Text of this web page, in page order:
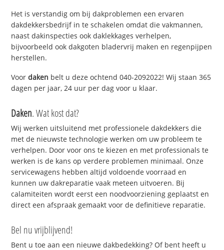
Het is verstandig om bij dakproblemen een ervaren
dakdekkersbedrijf in te schakelen omdat die vakmannen,
naast dakinspecties ook daklekkages verhelpen,
bijvoorbeeld ook dakgoten bladervrij maken en regenpijpen
herstellen.
Voordaken belt u deze ochtend 040-2092022! Wij staan 365
dagen per jaar, 24 uur per dag voor u klaar.
Daken. Wat kost dat?
Wij werken uitsluitend met professionele dakdekkers die
met de nieuwste technologie werken om uw probleem te
verhelpen. Door voor ons te kiezen en met professionals te
werken is de kans op verdere problemen minimaal. Onze
servicewagens hebben altijd voldoende voorraad en
kunnen uw dakreparatie vaak meteen uitvoeren. Bij
calamiteiten wordt eerst een noodvoorziening geplaatst en
direct een afspraak gemaakt voor de definitieve reparatie.
Bel nu vrijblijvend!
Bent u toe aan een nieuwe dakbedekking? Of bent heeft u